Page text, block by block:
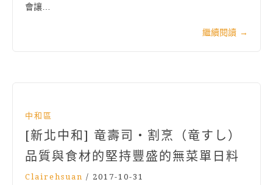
會讓…
繼續閱讀 →
中和區
[新北中和] 竜壽司‧割烹（竜すし）
品質與食材的堅持豐盛的無菜單日料
Clairehsuan / 2017-10-31